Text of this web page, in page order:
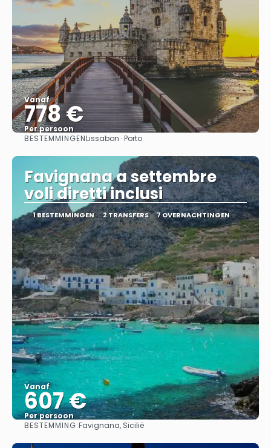
Vanaf
778 €
Per persoon
Bekijk
BESTEMMINGENLissabon · Porto
Favignana a settembre
voli diretti inclusi
1 BESTEMMINGEN 2 TRANSFERS 7 OVERNACHTINGEN
Vanaf
607 €
Per persoon
Bekijk
BESTEMMING:Favignana, Sicilië